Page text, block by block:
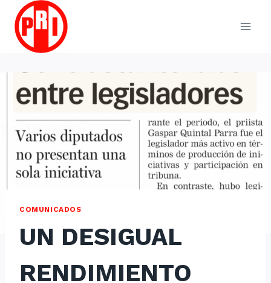
Skip
content
COMUNICADOS
UN DESIGUAL
RENDIMIENTO